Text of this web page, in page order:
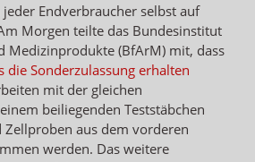
Endverbraucher selbst auf
Morgen teilte das Bundesinstitut
Medizinprodukte (BfArM) mit, dass
die Sonderzulassung erhalten
mit der gleichen
beiliegenden Teststäbchen
Zellproben aus dem vorderen
werden. Das weitere